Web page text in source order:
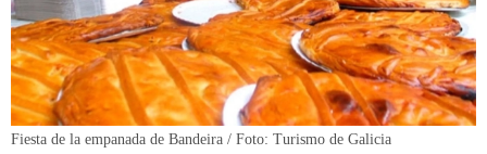
Fiesta de la empanada de Bandeira / Foto: Turismo de Galicia